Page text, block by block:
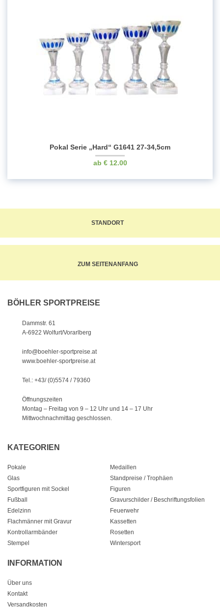
Pokal Serie „Hard“ G1641 27-34,5cm
€12.00
STANDORT
ZUM SEITENANFANG
BÖHLER SPORTPREISE
Dammstr. 61
A-6922 Wolfurt/Vorarlberg
info@boehler-sportpreise.at
www.boehler-sportpreise.at
Tel.: +43/ (0)5574 / 79360
Öffnungszeiten
Montag – Freitag von 9 – 12 Uhr und 14 – 17 Uhr
Mittwochnachmittag geschlossen.
KATEGORIEN
Pokale
Medaillen
Glas
Standpreise / Trophäen
Sportfiguren mit Sockel
Figuren
Fußball
Gravurschilder / Beschriftungsfolien
Edelzinn
Feuerwehr
Flachmänner mit Gravur
Kassetten
Kontrollarmbänder
Rosetten
Stempel
Wintersport
INFORMATION
Über uns
Kontakt
Versandkosten